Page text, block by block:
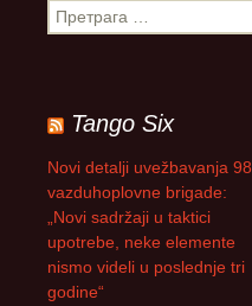
П
р
а
г
Tango Six
Novi detalji uvežbavanja 98.
vazduhoplovne brigade:
„Novi sadržaji u taktici
upotrebe, neke elemente
nismo videli u poslednje tri
godine“